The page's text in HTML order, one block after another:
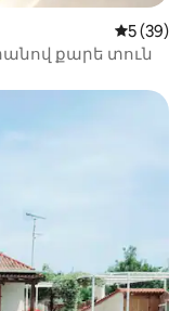
Միջին
5 (39)
քարե տուն